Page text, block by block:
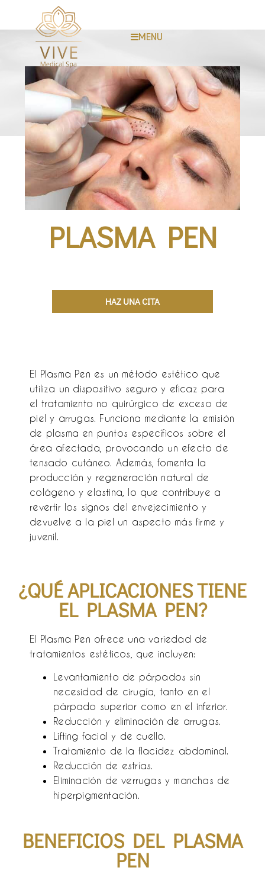
MENU
PLASMA PEN
HAZ UNA CITA
El Plasma Pen es un método estético que
utiliza un dispositivo seguro y eficaz para
el tratamiento no quirúrgico de exceso de
piel y arrugas. Funciona mediante la emisión
de plasma en puntos específicos sobre el
área afectada, provocando un efecto de
tensado cutáneo. Además, fomenta la
producción y regeneración natural de
colágeno y elastina, lo que contribuye a
revertir los signos del envejecimiento y
devuelve a la piel un aspecto más firme y
juvenil.
¿QUÉ APLICACIONES TIENE
EL PLASMA PEN?
El Plasma Pen ofrece una variedad de
tratamientos estéticos, que incluyen:
Levantamiento de párpados sin
necesidad de cirugía, tanto en el
párpado superior como en el inferior.
Reducción y eliminación de arrugas.
Lifting facial y de cuello.
Tratamiento de la flacidez abdominal.
Reducción de estrías.
Eliminación de verrugas y manchas de
hiperpigmentación.
BENEFICIOS DEL PLASMA
PEN